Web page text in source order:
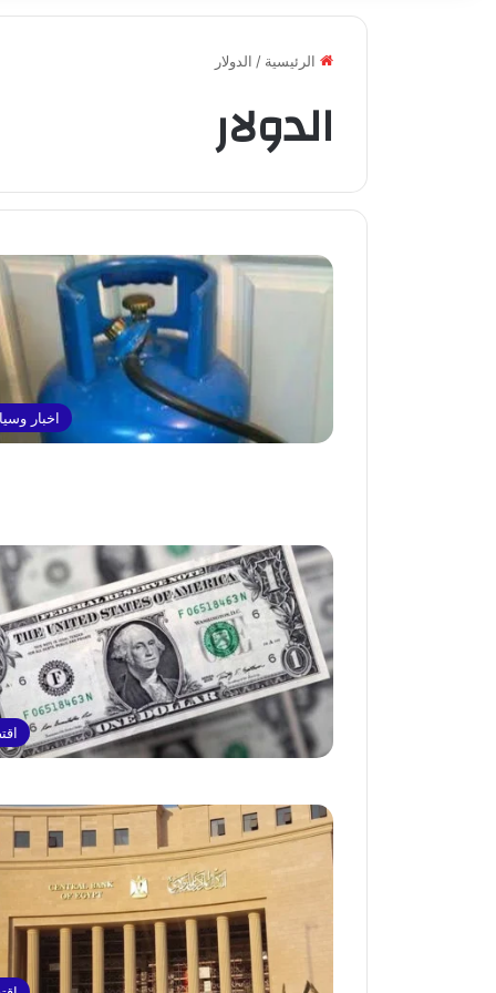
الرئيسية / الدولار
الدولار
اخبار